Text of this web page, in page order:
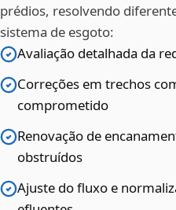
prédios, resolvendo
sistema de esgoto:
Avaliação detalhada da
Correções em trechos
comprometido
Renovação de
obstruídos
Ajuste do fluxo e